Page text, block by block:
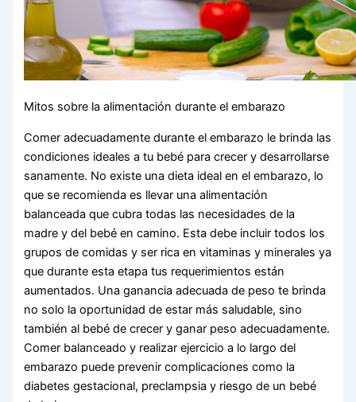
Mitos sobre la alimentación durante el embarazo
Comer adecuadamente durante el embarazo le brinda las
condiciones ideales a tu bebé para crecer y desarrollarse
sanamente. No existe una dieta ideal en el embarazo, lo
que se recomienda es llevar una alimentación
balanceada que cubra todas las necesidades de la
madre y del bebé en camino. Esta debe incluir todos los
grupos de comidas y ser rica en vitaminas y minerales ya
que durante esta etapa tus requerimientos están
aumentados. Una ganancia adecuada de peso te brinda
no solo la oportunidad de estar más saludable, sino
también al bebé de crecer y ganar peso adecuadamente.
Comer balanceado y realizar ejercicio a lo largo del
embarazo puede prevenir complicaciones como la
diabetes gestacional, preclampsia y riesgo de un bebé